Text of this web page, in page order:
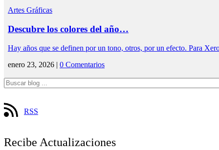
Artes Gráficas
Descubre los colores del año…
Hay años que se definen por un tono, otros, por un efecto. Para
enero 23, 2026 | 0 Comentarios
RSS
Recibe Actualizaciones